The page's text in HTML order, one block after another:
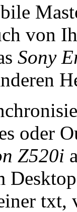
von
Sony
oder
Z520i